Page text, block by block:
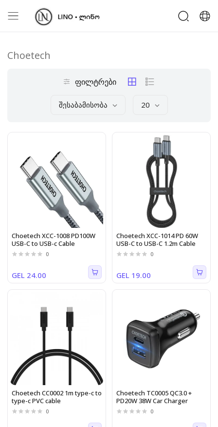
Choetech
ფილტრები
Შესაბამისობა 20
Choetech XCC-1008 PD100W
USB-C to USB-c Cable
0
GEL 24.00
Choetech XCC-1014 PD 60W
USB-C to USB-C 1.2m Cable
0
GEL 19.00
Choetech CC0002 1m type-c to
type-c PVC cable
0
Choetech TC0005 QC3.0 +
PD20W 38W Car Charger
0